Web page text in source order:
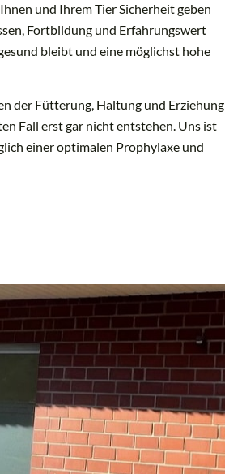
und Ihrem Tier Sicherheit geben
Fortbildung und Erfahrungswert
bleibt und eine möglichst hohe
der Fütterung, Haltung und Erziehung
Fall erst gar nicht entstehen. Uns ist
einer optimalen Prophylaxe und